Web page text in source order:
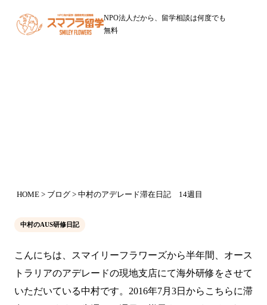
NPO法人だから、留学相談は何度でも
無料
HOME > ブログ > 中村のアデレード滞在日記 14週目
中村のAUS研修日記
こんにちは、スマイリーフラワーズから半年間、オース
トラリアのアデレードの現地支店にて海外研修をさせて
いただいている中村です。2016年7月3日からこちらに滞